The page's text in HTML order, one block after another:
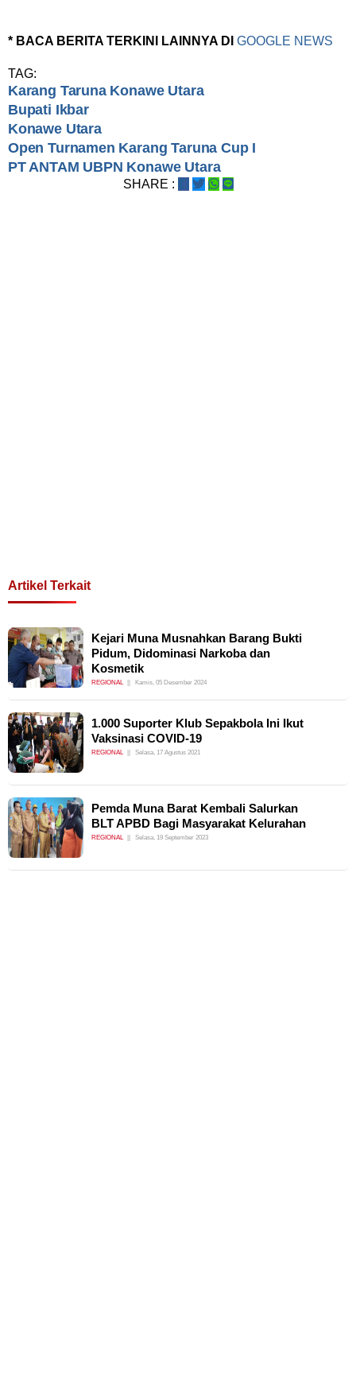
* BACA BERITA TERKINI LAINNYA DI GOOGLE NEWS
TAG:
Karang Taruna Konawe Utara
Bupati Ikbar
Konawe Utara
Open Turnamen Karang Taruna Cup I
PT ANTAM UBPN Konawe Utara
SHARE :
Artikel Terkait
Kejari Muna Musnahkan Barang Bukti
Pidum, Didominasi Narkoba dan
Kosmetik
REGIONAL Kamis, 05 Desember 2024
1.000 Suporter Klub Sepakbola Ini Ikut
Vaksinasi COVID-19
REGIONAL Selasa, 17 Agustus 2021
Pemda Muna Barat Kembali Salurkan
BLT APBD Bagi Masyarakat Kelurahan
REGIONAL Selasa, 19 September 2023